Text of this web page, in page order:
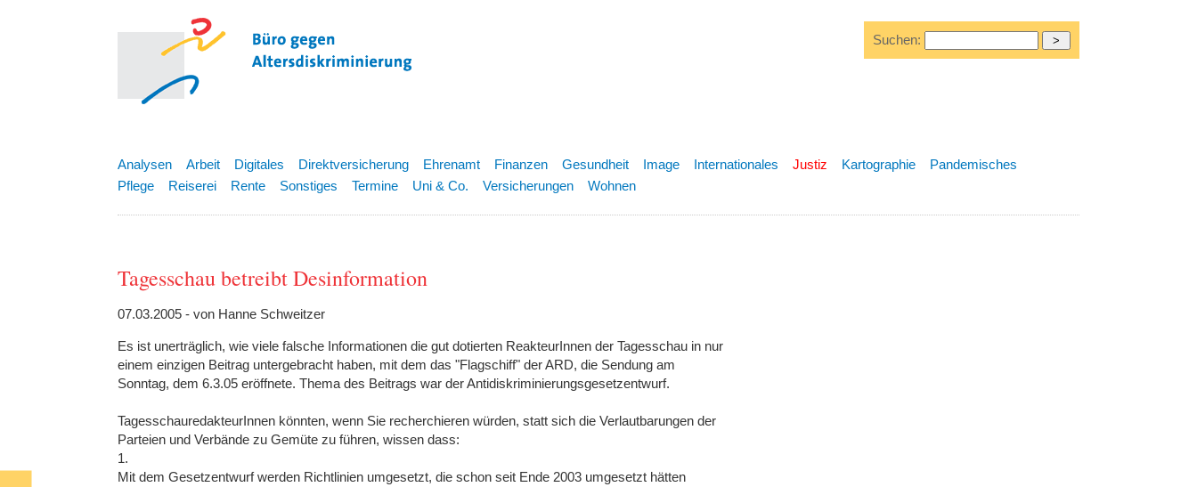
Suchen:
Analysen Arbeit Digitales Direktversicherung Ehrenamt Finanzen Gesundheit Image Internationales Justiz Kartographie
Pandemisches
Pflege
Reiserei Rente Sonstiges Termine Uni & Co. Versicherungen Wohnen
Tagesschau betreibt Desinformation
07.03.2005 - von Hanne Schweitzer
Es ist unerträglich, wie viele falsche Informationen die gut dotierten ReakteurInnen der Tagesschau in nur
einem einzigen Beitrag untergebracht haben, mit dem das "Flagschiff" der ARD, die Sendung am
Sonntag, dem 6.3.05 eröffnete. Thema des Beitrags war der Antidiskriminierungsgesetzentwurf.
TagesschauredakteurInnen könnten, wenn Sie recherchieren würden, statt sich die Verlautbarungen der
Parteien und Verbände zu Gemüte zu führen, wissen dass:
1.
Mit dem Gesetzentwurf werden Richtlinien umgesetzt, die schon seit Ende 2003 umgesetzt hätten